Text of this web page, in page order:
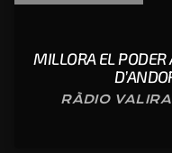
MILLORA EL
RÀDIO